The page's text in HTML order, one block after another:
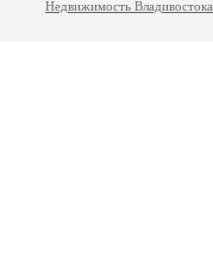
Недвижимость Владивостока